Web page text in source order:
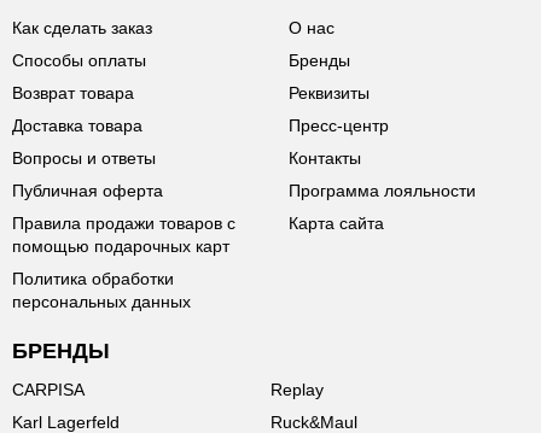
Как сделать заказ
Способы оплаты
Возврат товара
Доставка товара
Вопросы и ответы
Публичная оферта
Правила продажи товаров с
помощью подарочных карт
Политика обработки
персональных данных
О нас
Бренды
Реквизиты
Пресс-центр
Контакты
Программа лояльности
Карта сайта
БРЕНДЫ
CARPISA
Karl Lagerfeld
Replay
Ruck&Maul